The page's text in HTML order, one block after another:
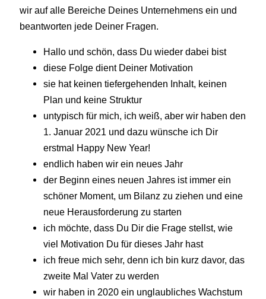
wir auf alle Bereiche Deines Unternehmens ein und
beantworten jede Deiner Fragen.
Hallo und schön, dass Du wieder dabei bist
diese Folge dient Deiner Motivation
sie hat keinen tiefergehenden Inhalt, keinen
Plan und keine Struktur
untypisch für mich, ich weiß, aber wir haben den
1. Januar 2021 und dazu wünsche ich Dir
erstmal Happy New Year!
endlich haben wir ein neues Jahr
der Beginn eines neuen Jahres ist immer ein
schöner Moment, um Bilanz zu ziehen und eine
neue Herausforderung zu starten
ich möchte, dass Du Dir die Frage stellst, wie
viel Motivation Du für dieses Jahr hast
ich freue mich sehr, denn ich bin kurz davor, das
zweite Mal Vater zu werden
wir haben in 2020 ein unglaubliches Wachstum